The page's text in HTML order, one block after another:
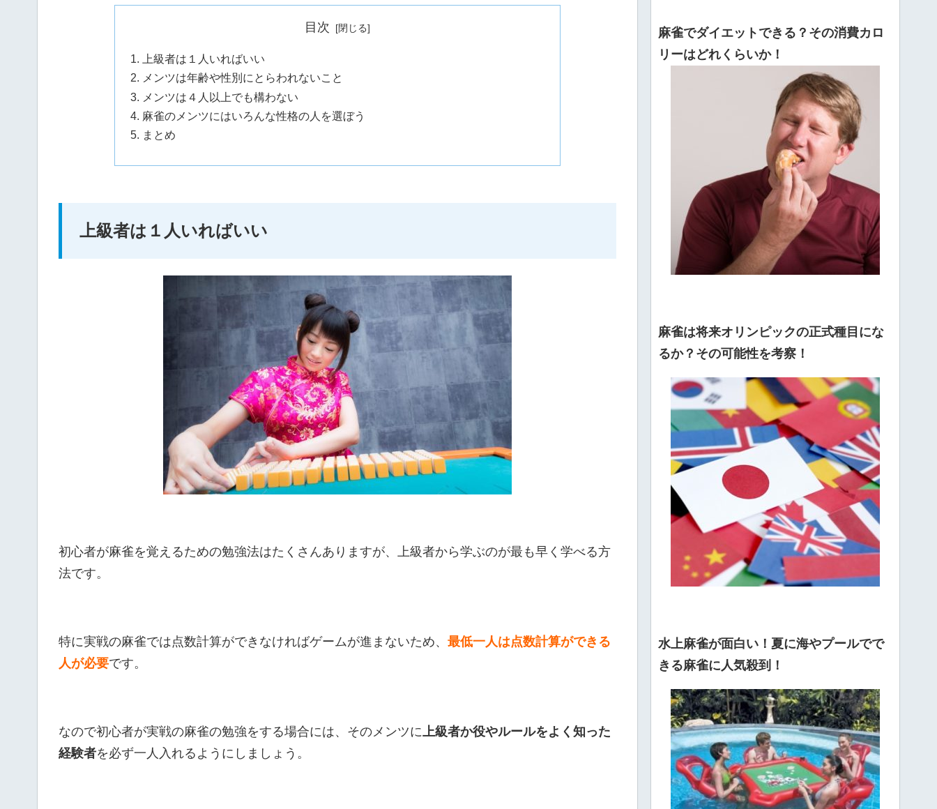
目次
上級者は１人いればいい
メンツは年齢や性別にとらわれないこと
メンツは４人以上でも構わない
麻雀のメンツにはいろんな性格の人を選ぼう
まとめ
上級者は１人いればいい
初心者が麻雀を覚えるための勉強法はたくさんありますが、上級者から学ぶのが最も早く学べる方
法です。
特に実戦の麻雀では点数計算ができなければゲームが進まないため、 最低一人は点数計算ができる
人が必要です。
なので初心者が実戦の麻雀の勉強をする場合には、そのメンツに上級者か役やルールをよく知った
経験者を必ず一人入れるようにしましょう。
麻雀でダイエットできる？その消費カロ
リーはどれくらいか！
麻雀は将来オリンピックの正式種目にな
るか？その可能性を考察！
水上麻雀が面白い！夏に海やプールでで
きる麻雀に人気殺到！